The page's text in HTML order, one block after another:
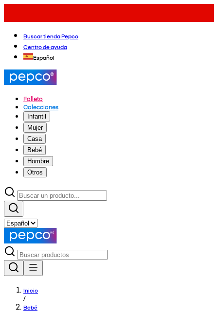
Buscar tienda Pepco
Centro de ayuda
Español
Folleto
Colecciones
Infantil
Mujer
Casa
Bebé
Hombre
Otros
Inicio
/
Bebé